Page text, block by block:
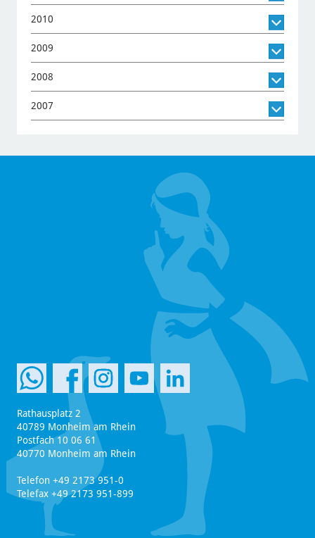
2010
2009
2008
2007
Rathausplatz 2
40789 Monheim am Rhein
Postfach 10 06 61
40770 Monheim am Rhein
Telefon +49 2173 951-0
Telefax +49 2173 951-899